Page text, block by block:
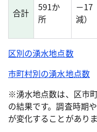
合計
591か
所
－17
減）
区別の湧水地点数
市町村別の湧水地点数
※湧水地点数は、区市
の結果です。調査時期
が変化することがありま